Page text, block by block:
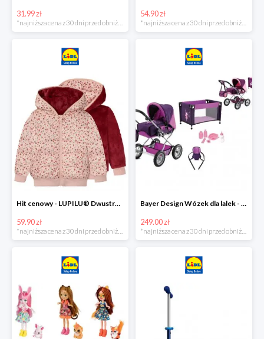
31.99 zł 54.90 zł
Hit cenowy - LUPILU® Dwustronna kurtka pikowana dziewczęca
59.90 zł
*najniższa cena z 30 dni przed obniżką
Bayer Design Wózek dla lalek - megazestaw
249.00 zł
*najniższa cena z 30 dni przed obniżką